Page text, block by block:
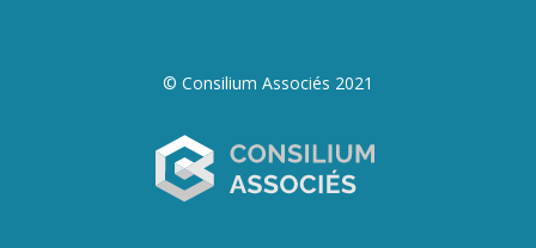
© Consilium Associés 2021